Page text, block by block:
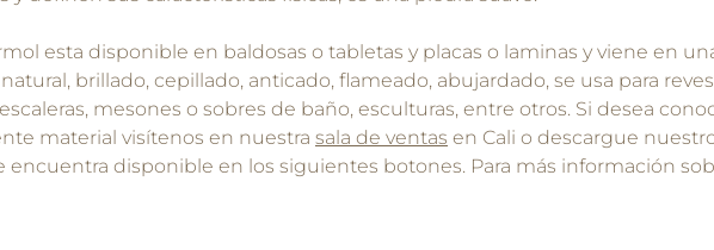
esta disponible en baldosas o tabletas y placas o laminas y viene en
brillado, cepillado, anticado, flameado, abujardado, se usa para
mesones o sobres de baño, esculturas, entre otros. Si desea
material visítenos en nuestra sala de ventas en Cali o descargue
encuentra disponible en los siguientes botones. Para más información